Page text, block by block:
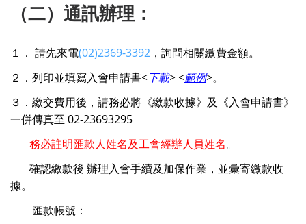
（二）通訊辦理：
１． 請先來電(02)2369-3392 ，詢問相關繳費金額。
２．列印並填寫入會申請書<下載> <範例>。
３．繳交費用後，請務必將《繳款收據》及《入會申請書》
一併傳真至 02-23693295
務必註明匯款人姓名及工會經辦人員姓名。
確認繳款後 辦理入會手續及加保作業，並彙寄繳款收
據。
匯款帳號：